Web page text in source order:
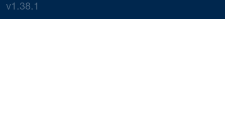
v1.38.1